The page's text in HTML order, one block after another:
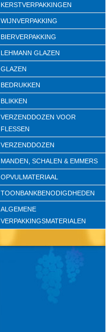
KERSTVERPAKKINGEN
WIJNVERPAKKING
BIERVERPAKKING
LEHMANN GLAZEN
GLAZEN
BEDRUKKEN
BLIKKEN
VERZENDDOZEN VOOR
FLESSEN
VERZENDDOZEN
MANDEN, SCHALEN & EMMERS
OPVULMATERIAAL
TOONBANKBENODIGDHEDEN
ALGEMENE
VERPAKKINGSMATERIALEN